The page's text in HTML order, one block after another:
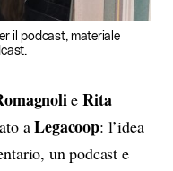
il podcast, materiale
eRita
aLegacoop: l’idea
un podcast e